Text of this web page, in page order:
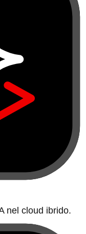
nel cloud ibrido.